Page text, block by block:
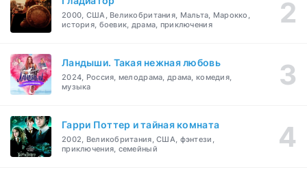
2000, США, Великобритания, Мальта, Марокко,
история, боевик, драма, приключения
Ландыши. Такая нежная любовь
2024, Россия, мелодрама, драма, комедия,
музыка
Гарри Поттер и тайная комната
2002, Великобритания, США, фэнтези,
приключения, семейный